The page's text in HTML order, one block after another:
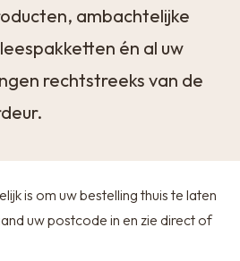
ambachtelijke
én al uw
rechtstreeks van de
is om uw bestelling thuis te laten
uw postcode in en zie direct of